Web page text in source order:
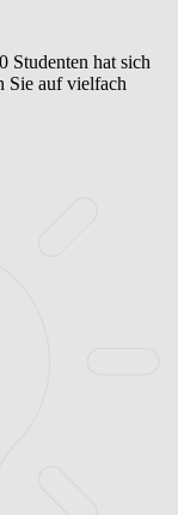
Studenten hat sich
Sie auf vielfach